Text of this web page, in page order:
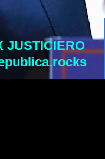
JUSTICIERO